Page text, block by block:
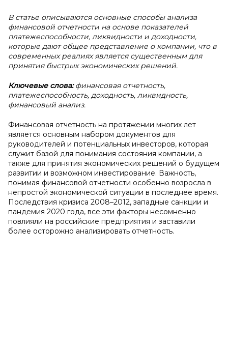
В статье описываются основные способы анализа
финансовой отчетности на основе показателей
платежеспособности, ликвидности и доходности,
которые дают общее представление о компании, что в
современных реалиях является существенным для
принятия быстрых экономических решений.
Ключевые слова:финансовая отчетность,
платежеспособность, доходность, ликвидность,
финансовый анализ.
Финансовая отчетность на протяжении многих лет
является основным набором документов для
руководителей и потенциальных инвесторов, которая
служит базой для понимания состояния компании, а
также для принятия экономических решений о будущем
развитии и возможном инвестирование. Важность,
понимая финансовой отчетности особенно возросла в
непростой экономической ситуации в последнее время.
Последствия кризиса 2008–2012, западные санкции и
пандемия 2020 года, все эти факторы несомненно
повлияли на российские предприятия и заставили
более осторожно анализировать отчетность.